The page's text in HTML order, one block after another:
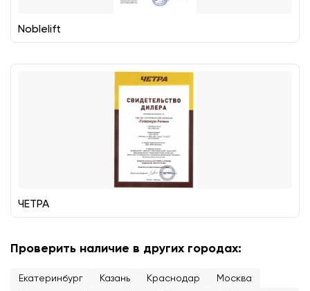
Noblelift
ЧЕТРА
Проверить наличие в других городах:
Екатеринбург Казань Краснодар
Москва